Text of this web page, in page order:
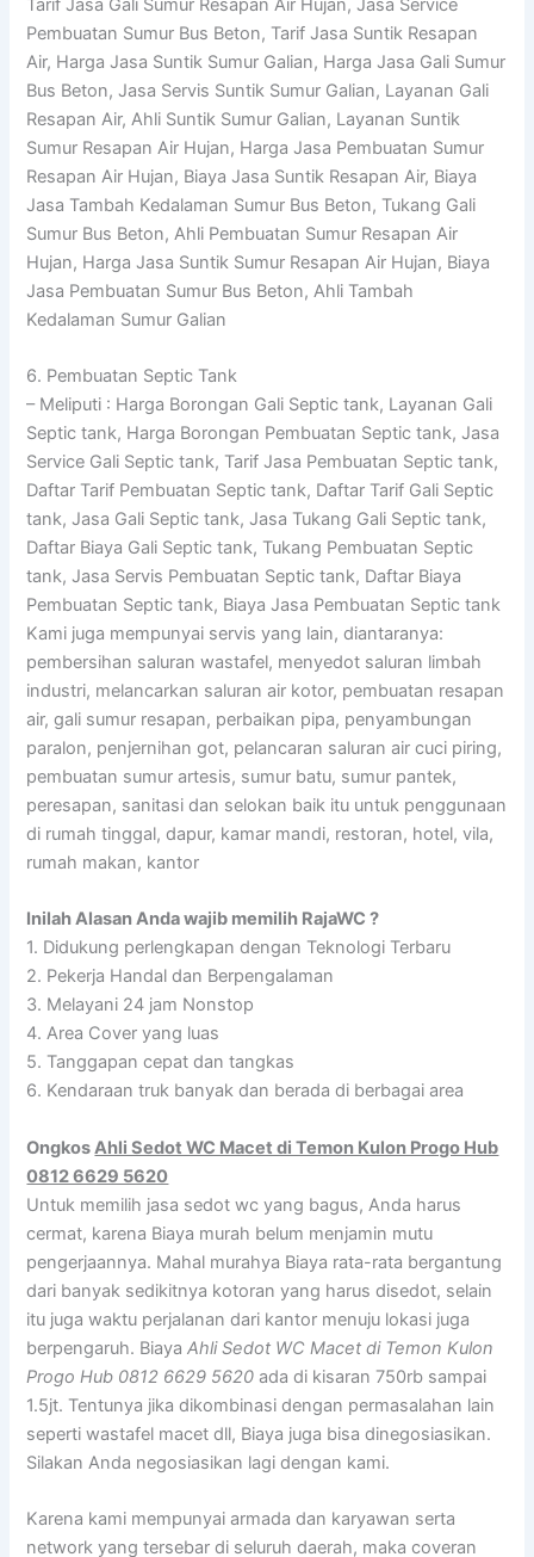
Pembuatan Sumur Bus Beton, Tarif Jasa Suntik Resapan
Air, Harga Jasa Suntik Sumur Galian, Harga Jasa Gali Sumur
Bus Beton, Jasa Servis Suntik Sumur Galian, Layanan Gali
Resapan Air, Ahli Suntik Sumur Galian, Layanan Suntik
Sumur Resapan Air Hujan, Harga Jasa Pembuatan Sumur
Resapan Air Hujan, Biaya Jasa Suntik Resapan Air, Biaya
Jasa Tambah Kedalaman Sumur Bus Beton, Tukang Gali
Sumur Bus Beton, Ahli Pembuatan Sumur Resapan Air
Hujan, Harga Jasa Suntik Sumur Resapan Air Hujan, Biaya
Jasa Pembuatan Sumur Bus Beton, Ahli Tambah
Kedalaman Sumur Galian
6. Pembuatan Septic Tank
– Meliputi : Harga Borongan Gali Septic tank, Layanan Gali
Septic tank, Harga Borongan Pembuatan Septic tank, Jasa
Service Gali Septic tank, Tarif Jasa Pembuatan Septic tank,
Daftar Tarif Pembuatan Septic tank, Daftar Tarif Gali Septic
tank, Jasa Gali Septic tank, Jasa Tukang Gali Septic tank,
Daftar Biaya Gali Septic tank, Tukang Pembuatan Septic
tank, Jasa Servis Pembuatan Septic tank, Daftar Biaya
Pembuatan Septic tank, Biaya Jasa Pembuatan Septic tank
Kami juga mempunyai servis yang lain, diantaranya:
pembersihan saluran wastafel, menyedot saluran limbah
industri, melancarkan saluran air kotor, pembuatan resapan
air, gali sumur resapan, perbaikan pipa, penyambungan
paralon, penjernihan got, pelancaran saluran air cuci piring,
pembuatan sumur artesis, sumur batu, sumur pantek,
peresapan, sanitasi dan selokan baik itu untuk penggunaan
di rumah tinggal, dapur, kamar mandi, restoran, hotel, vila,
rumah makan, kantor
Inilah Alasan Anda wajib memilih RajaWC ?
1. Didukung perlengkapan dengan Teknologi Terbaru
2. Pekerja Handal dan Berpengalaman
3. Melayani 24 jam Nonstop
4. Area Cover yang luas
5. Tanggapan cepat dan tangkas
6. Kendaraan truk banyak dan berada di berbagai area
OngkosAhli Sedot WC Macet di Temon Kulon Progo Hub
0812 6629 5620
Untuk memilih jasa sedot wc yang bagus, Anda harus
cermat, karena Biaya murah belum menjamin mutu
pengerjaannya. Mahal murahya Biaya rata-rata bergantung
dari banyak sedikitnya kotoran yang harus disedot, selain
itu juga waktu perjalanan dari kantor menuju lokasi juga
berpengaruh. BiayaAhli Sedot WC Macet di Temon Kulon
Progo Hub 0812 6629 5620 ada di kisaran 750rb sampai
1.5jt. Tentunya jika dikombinasi dengan permasalahan lain
seperti wastafel macet dll, Biaya juga bisa dinegosiasikan.
Silakan Anda negosiasikan lagi dengan kami.
Karena kami mempunyai armada dan karyawan serta
network yang tersebar di seluruh daerah, maka coveran